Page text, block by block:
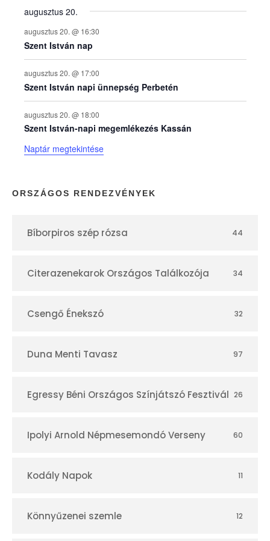
k
n
a
p
t
r
augusztus 20.
augusztus 20. @ 16:30
Szent István nap
augusztus 20. @ 17:00
Szent István napi ünnepség Perbetén
augusztus 20. @ 18:00
Szent István-napi megemlékezés Kassán
Naptár megtekintése
ORSZÁGOS RENDEZVÉNYEK
Bíborpiros szép rózsa 44
Citerazenekarok Országos Találkozója 34
Csengő Énekszó 32
Duna Menti Tavasz 97
Egressy Béni Országos Színjátszó Fesztivál 26
Ipolyi Arnold Népmesemondó Verseny 60
Kodály Napok 11
Könnyűzenei szemle 12